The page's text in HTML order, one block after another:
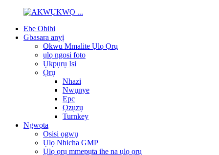
Ebe Obibi
Gbasara anyị
Okwu Mmalite Ụlọ Ọrụ
ụlọ ngosi foto
Ụkpụrụ Isi
Ọrụ
Nhazi
Nwụnye
Epc
Ọzụzụ
Turnkey
Ngwọta
Osisi ọgwụ
Ụlọ Nhicha GMP
Ụlọ ọrụ mmepụta ihe na ụlọ ọrụ